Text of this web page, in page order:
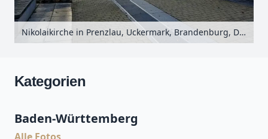
Nikolaikirche in Prenzlau, Uckermark, Brandenburg, Deutschland
Kategorien
Baden-Württemberg